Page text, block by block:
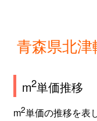
青森県北
m2単価推移
m2単価の推移を表